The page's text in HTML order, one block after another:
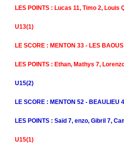
LES POINTS : Lucas 11, Timo 2, Louis
U13(1)
LE SCORE : MENTON 33 - LES
LES POINTS : Ethan, Mathys 7,
U15(2)
LE SCORE : MENTON 52 - BEAULIEU
LES POINTS : Saïd 7, enzo, Gibril 7,
U15(1)